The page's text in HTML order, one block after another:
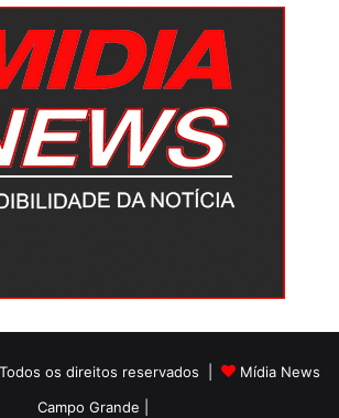
os direitos reservados |
Mídia News
Campo Grande |